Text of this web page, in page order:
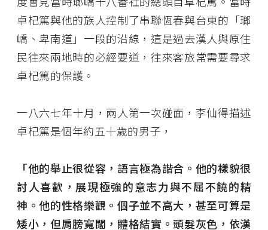
卓杞篤與他的族人控制了串聯恆春與台東的「瑯
嶠、卑南道」一段的沿線，這是過去漢人與原住
民往來兩地時的必經要道，往來客旅常需要尋求
卓杞篤的保護。
一八六七年十月，兩人第一次碰面，李仙得描述
卓杞篤是個年約五十歲的男子，
「他的舉止很從容，語言極為諧合。他的樣貌很
討人喜歡，展現極強的意志力與不屈不饒的精
神。他的性格樂觀。個子並不高大，甚至可算是
矮小，但肩膀寬闊，體格結實。頭髮灰色，依漢